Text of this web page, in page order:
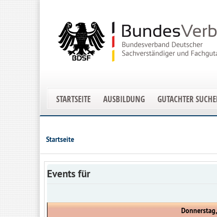
STARTSEITE AUSBILDUNG GUTACHTER
Startseite
Events für